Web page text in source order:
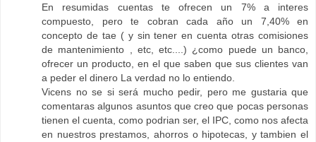
En resumidas cuentas te ofrecen un 7% a interes
compuesto, pero te cobran cada año un 7,40% en
concepto de tae ( y sin tener en cuenta otras comisiones
de mantenimiento , etc, etc....) ¿como puede un banco,
ofrecer un producto, en el que saben que sus clientes van
a peder el dinero La verdad no lo entiendo.
Vicens no se si será mucho pedir, pero me gustaria que
comentaras algunos asuntos que creo que pocas personas
tienen el cuenta, como podrian ser, el IPC, como nos afecta
en nuestros prestamos, ahorros o hipotecas, y tambien el